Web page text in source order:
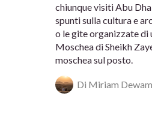
chiunque visiti Abu
spunti sulla cultura e
o le gite organizzate di
Moschea di Sheikh
moschea sul posto.
Di Miriam Dewam